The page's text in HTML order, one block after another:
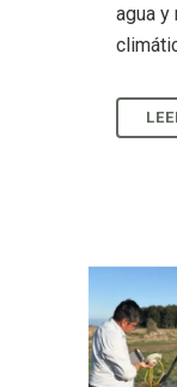
agua